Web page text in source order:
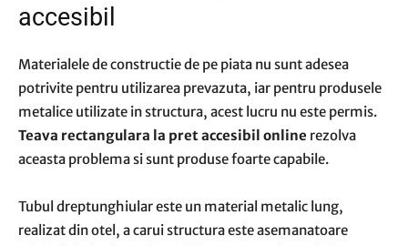
accesibil
Materialele de constructie de pe piata nu sunt adesea
potrivite pentru utilizarea prevazuta, iar pentru produsele
metalice utilizate in structura, acest lucru nu este permis.
Teava rectangulara la pret accesibil online rezolva
aceasta problema si sunt produse foarte capabile.
Tubul dreptunghiular este un material metalic lung,
realizat din otel, a carui structura este asemanatoare